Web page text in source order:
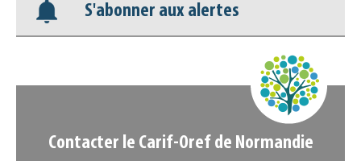
Nos veilles Scoop.it
S'abonner aux alertes
Contacter le Carif-Oref de Normandie